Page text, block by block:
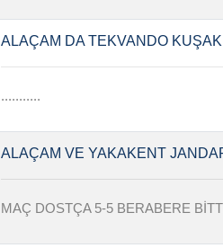
ALAÇAM DA TEKVANDO KUŞAK
...........
ALAÇAM VE YAKAKENT
MAÇ DOSTÇA 5-5 BERABERE BİTTİ